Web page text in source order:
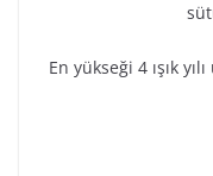
En yükseği 4 ışık